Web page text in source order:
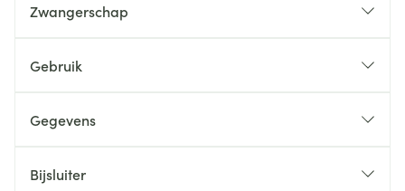
Zwangerschap
Gebruik
Gegevens
Bijsluiter